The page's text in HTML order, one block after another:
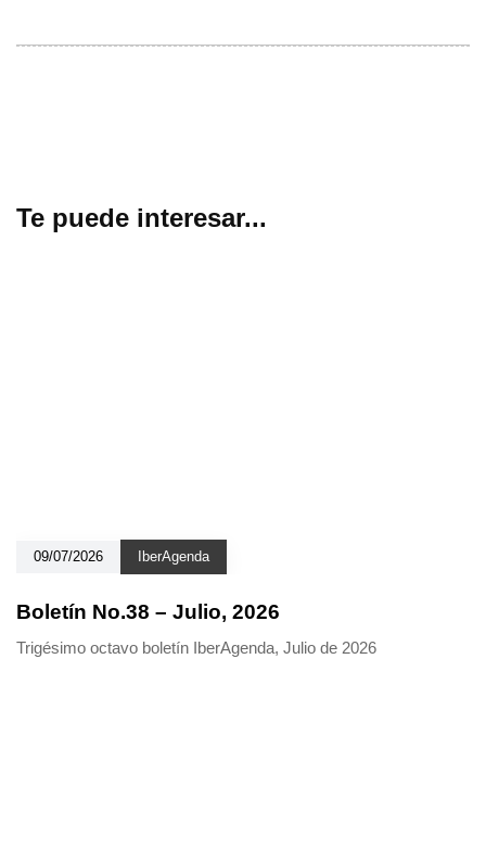
Te puede interesar...
09/07/2026 IberAgenda
Boletín No.38 – Julio, 2026
Trigésimo octavo boletín IberAgenda, Julio de 2026